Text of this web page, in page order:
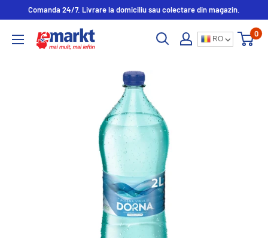
Comanda 24/7. Livrare la domiciliu sau colectare din magazin.
RO
0